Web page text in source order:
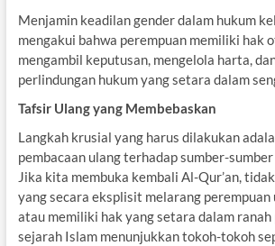
Menjamin keadilan gender dalam hukum
mengakui bahwa perempuan memiliki hak
mengambil keputusan, mengelola harta,
perlindungan hukum yang setara dalam
Tafsir Ulang yang Membebaskan
Langkah krusial yang harus dilakukan
pembacaan ulang terhadap sumber-
Jika kita membuka kembali Al-Qur’an,
yang secara eksplisit melarang
atau memiliki hak yang setara dalam ranah
sejarah Islam menunjukkan tokoh-tokoh